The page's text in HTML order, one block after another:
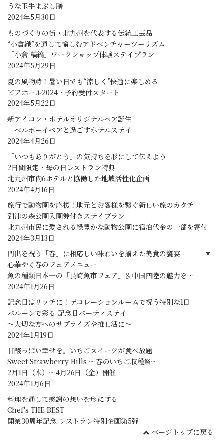
うな玉牛まぶし膳
2024年5月30日
ものづくりの街・北九州を代表する伝統工芸品
“小倉織”を通して愉しむアドベンチャーツーリズム
「小倉 縞縞」ワークショップ体験ステイプラン
2024年5月29日
夏の風物詩！暑い日でも“涼しく”快適に楽しめる
ビアホール2024・予約受付スタート
2024年5月22日
新アイコン・ホテルオリジナルベア誕生
「ベルボーイベアと過ごすホテルステイ」
2024年4月26日
「いつもありがとう」の気持ちを形にして伝えよう
2日間限定・母の日レストラン特典
北九州市内6ホテルと協働した地域活性化企画
2024年4月16日
旅行で動物園を応援！地元とお客様を繋ぐ新しい旅のカタチ
到津の森公園入園券付きステイプラン
北九州市民に愛される緑豊かな動物公園に宿泊代金の一部を寄付
2024年3月13日
門出を祝う「春」に相応しい味わいを揃えた美食の饗宴
心華やぐ春のフェアメニュー
魚の種類日本一の「長崎魚市フェア」＆中国四陸の魅力を集
めた「4大中華フェア」
2024年1月26日
記念日はリッチに！デコレーションルームで祝う特別な1日
バルーンで彩る 記念日パーティステイ
～大切な方へのサプライズや推し活に～
2024年1月19日
甘酸っぱい幸せを。いちごスイーツが食べ放題
Sweet Strawberry Hills ～春のいちご収穫祭～
2月1日（木）～4月26日（金）開催
2024年1月6日
料理を通して感謝の想いを形にする
Chef's THE BEST
開業30周年記念 レストラン特別企画第5弾
ページトップに戻る